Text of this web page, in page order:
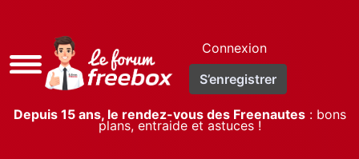
Accès
rapide
Connexion
S’enregistrer
Depuis 15 ans, le rendez-vous des Freenautes: bons
plans, entraide et astuces !